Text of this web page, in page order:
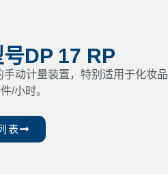
DP 17 RP
动计量装置，特别适用于化妆品
/小时。
表